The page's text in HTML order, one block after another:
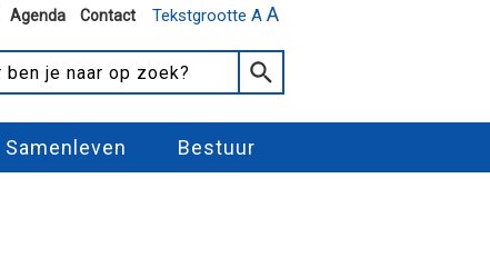
Tekstgrootte A A
Agenda Contact
Samenleven Bestuur